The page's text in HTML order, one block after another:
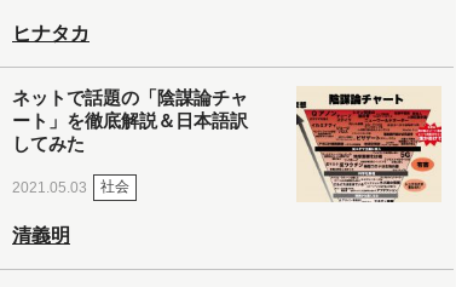
ヒナタカ
ネットで話題の「陰謀論チャ
ート」を徹底解説＆日本語訳
してみた
2021.05.03 社会
清義明